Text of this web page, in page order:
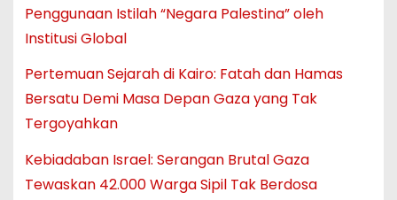
Penggunaan Istilah “Negara Palestina” oleh
Institusi Global
Pertemuan Sejarah di Kairo: Fatah dan Hamas
Bersatu Demi Masa Depan Gaza yang Tak
Tergoyahkan
Kebiadaban Israel: Serangan Brutal Gaza
Tewaskan 42.000 Warga Sipil Tak Berdosa